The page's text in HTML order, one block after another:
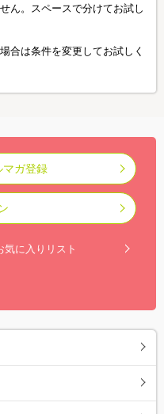
ん。スペースで分けてお試し
合は条件を変更してお試しく
マガ登録
気に入りリスト